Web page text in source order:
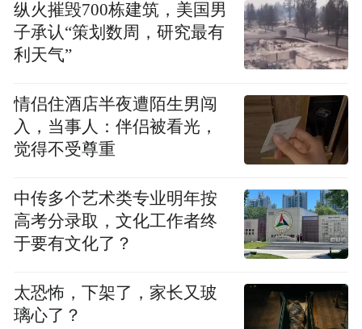
觉得，星期零公司的理念正好契合国家战略
规划，“我们在用食品科技的力量创造人和自
然可以平衡的健康产品。”
说起责任感和使命感，1989年出生的传世未
来（北京）信息科技有限公司创始人马骥良
走过了这样一段心路历程。“一开始只是想要
一个不一样的青春，不负光阴折腾点事。”曾
经休学创业的马骥良感慨道，创业一路走
来，也曾有彷徨和迷茫，但年轻就要去体
今年武汉“封城”期间，传世未来联合公益基
纵火摧毁700栋建筑，美国男
子承认“策划数周，研究最有
利天气”
情侣住酒店半夜遭陌生男闯
入，当事人：伴侣被看光，
觉得不受尊重
中传多个艺术类专业明年按
高考分录取，文化工作者终
于要有文化了？
太恐怖，下架了，家长又玻
璃心了？